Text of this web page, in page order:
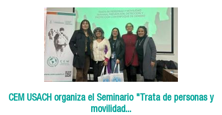
CEM USACH organiza el Seminario "Trata de personas y
movilidad...